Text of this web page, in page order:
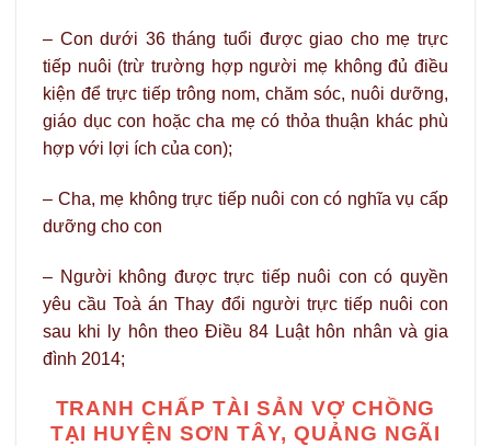
– Con dưới 36 tháng tuổi được giao cho mẹ trực
tiếp nuôi (trừ trường hợp người mẹ không đủ điều
kiện để trực tiếp trông nom, chăm sóc, nuôi dưỡng,
giáo dục con hoặc cha mẹ có thỏa thuận khác phù
hợp với lợi ích của con);
– Cha, mẹ không trực tiếp nuôi con có nghĩa vụ cấp
dưỡng cho con
– Người không được trực tiếp nuôi con có quyền
yêu cầu Toà án Thay đổi người trực tiếp nuôi con
sau khi ly hôn theo Điều 84 Luật hôn nhân và gia
đình 2014;
TRANH CHẤP TÀI SẢN VỢ CHỒNG
TẠI HUYỆN SƠN TÂY, QUẢNG NGÃI